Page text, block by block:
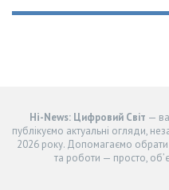
Hi-News: Цифровий Світ —
публікуємо актуальні огляди,
2026 року. Допомагаємо
та роботи — просто,